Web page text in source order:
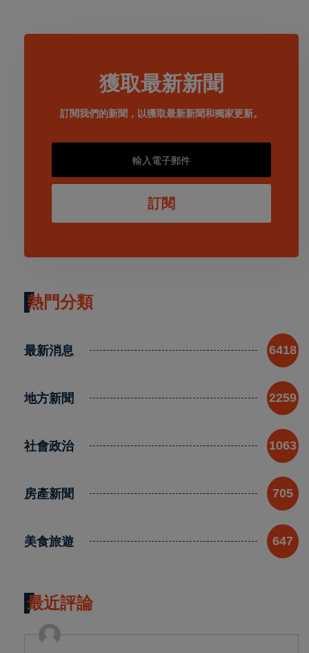
獲取最新新聞
訂閱我們的新聞，以獲取最新新聞和獨家更新。
訂閱
熱門分類
最新消息 6418
地方新聞 2259
社會政治 1063
房產新聞 705
美食旅遊 647
最近評論